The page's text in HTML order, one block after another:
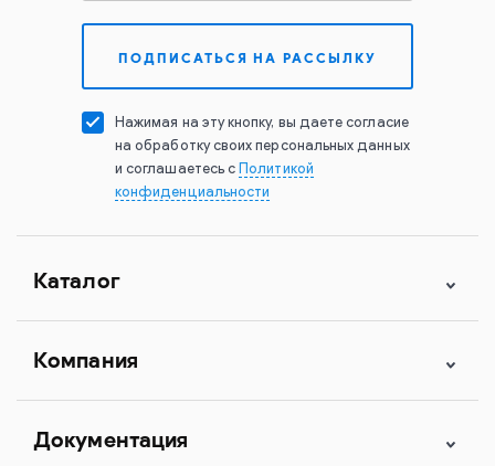
Нажимая на эту кнопку, вы даете согласие
на обработку своих персональных данных
и соглашаетесь с Политикой
конфиденциальности
Каталог
Компания
Документация